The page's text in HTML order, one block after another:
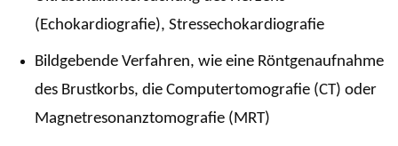
(Echokardiografie), Stressechokardiografie
Bildgebende Verfahren, wie eine Röntgenaufnahme
des Brustkorbs, die Computertomografie (CT) oder
Magnetresonanztomografie (MRT)